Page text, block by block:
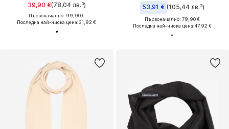
39,90 €(78,04 лв.³)
Първоначално: 99,90 €
Последна най-ниска цена:31,92 €
53,91 € (105,44 лв.³)
Първоначално: 79,90 €
Последна най-ниска цена:47,92 €